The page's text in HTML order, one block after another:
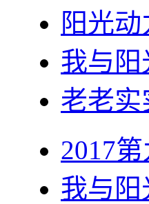
阳光
我与阳
老老
2017
我与阳